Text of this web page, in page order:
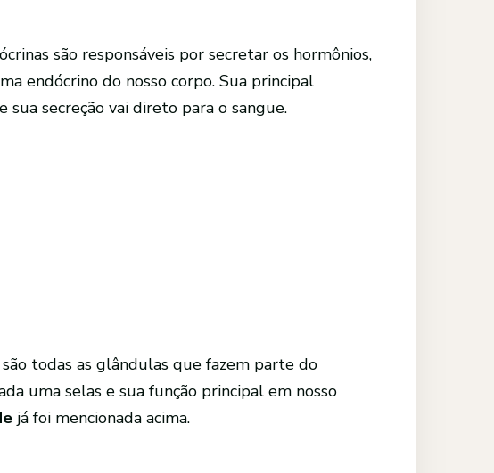
são responsáveis por secretar os hormônios,
endócrino do nosso corpo. Sua principal
sua secreção vai direto para o sangue.
todas as glândulas que fazem parte do
uma selas e sua função principal em nosso
já foi mencionada acima.